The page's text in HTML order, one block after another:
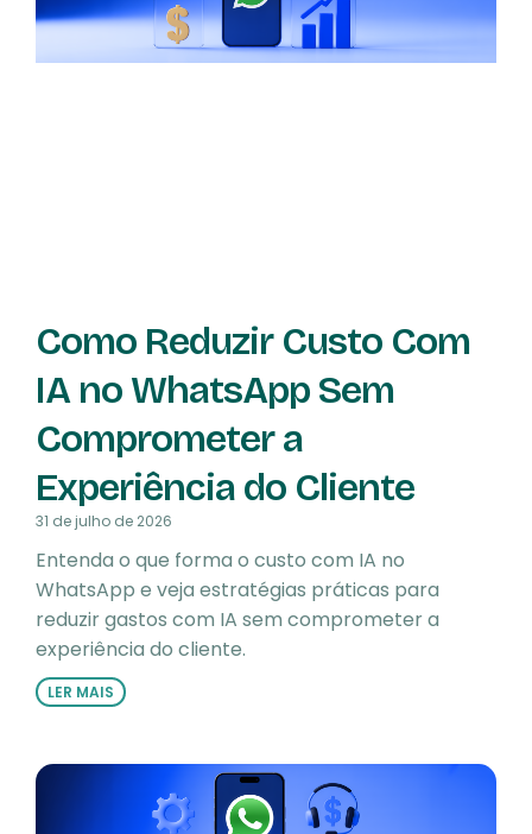
Como Reduzir Custo Com
IA no WhatsApp Sem
Comprometer a
Experiência do Cliente
31 de julho de 2026
Entenda o que forma o custo com IA no
WhatsApp e veja estratégias práticas para
reduzir gastos com IA sem comprometer a
experiência do cliente.
LER MAIS